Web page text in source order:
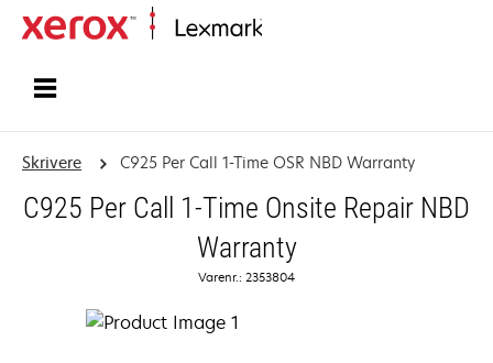
Skrivere C925 Per Call 1-Time OSR NBD Warranty
C925 Per Call 1-Time Onsite Repair NBD
Warranty
Varenr.: 2353804